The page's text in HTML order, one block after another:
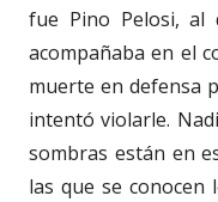
fue Pino Pelosi, al
acompañaba en el
muerte en defensa
intentó violarle.
sombras están en
las que se